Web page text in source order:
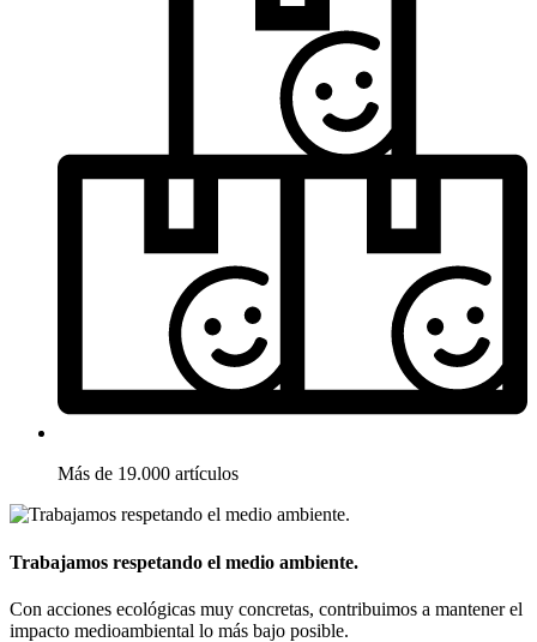
Más de 19.000 artículos
Trabajamos respetando el medio ambiente.
Con acciones ecológicas muy concretas, contribuimos a mantener el
impacto medioambiental lo más bajo posible.